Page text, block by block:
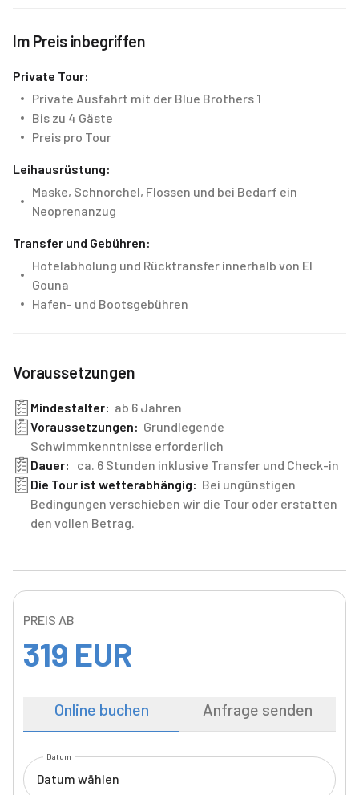
Im Preis inbegriffen
Private Tour:
Private Ausfahrt mit der Blue Brothers 1
Bis zu 4 Gäste
Preis pro Tour
Leihausrüstung:
Maske, Schnorchel, Flossen und bei Bedarf ein
Neoprenanzug
Transfer und Gebühren:
Hotelabholung und Rücktransfer innerhalb von El
Gouna
Hafen- und Bootsgebühren
Voraussetzungen
Mindestalter: ab 6 Jahren
Voraussetzungen: Grundlegende
Schwimmkenntnisse erforderlich
Dauer:
ca. 6 Stunden inklusive Transfer und Check-in
Die Tour ist wetterabhängig: Bei ungünstigen
Bedingungen verschieben wir die Tour oder erstatten
den vollen Betrag.
PREIS AB
319 EUR
Online buchen Anfrage senden
Datum
Datum wählen